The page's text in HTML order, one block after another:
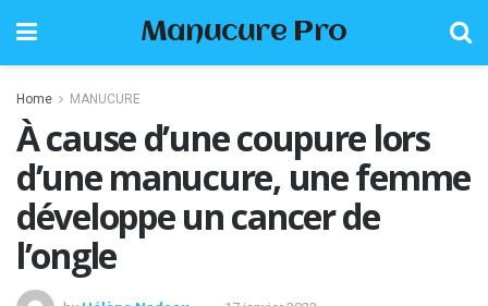
Manucure Pro
Home MANUCURE
À cause d’une coupure lors
d’une manucure, une femme
développe un cancer de
l’ongle